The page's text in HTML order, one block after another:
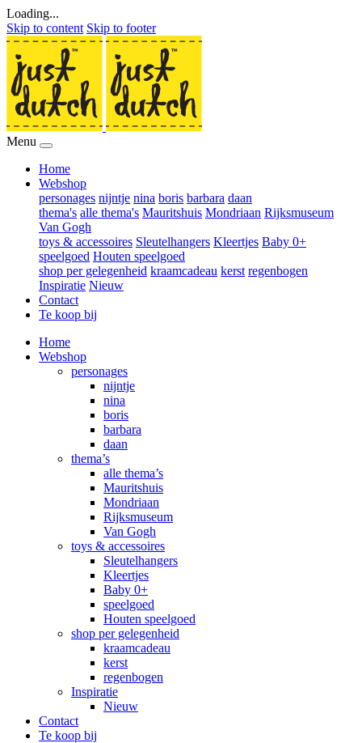
Loading...
Skip to content Skip to footer
Menu
Home
Webshop
personages nijntje nina boris barbara daan
thema's alle thema's Mauritshuis Mondriaan Rijksmuseum
Van Gogh
toys & accessoires Sleutelhangers Kleertjes Baby 0+
speelgoed Houten speelgoed
shop per gelegenheid kraamcadeau kerst regenbogen
Inspiratie Nieuw
Contact
Te koop bij
Home
Webshop
personages
nijntje
nina
boris
barbara
daan
thema’s
alle thema’s
Mauritshuis
Mondriaan
Rijksmuseum
Van Gogh
toys & accessoires
Sleutelhangers
Kleertjes
Baby 0+
speelgoed
Houten speelgoed
shop per gelegenheid
kraamcadeau
kerst
regenbogen
Inspiratie
Nieuw
Contact
Te koop bij